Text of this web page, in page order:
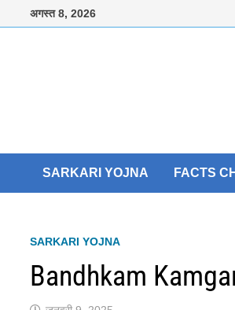
अगस्त 8, 2026
SARKARI YOJNA FACTS
SARKARI YOJNA
Bandhkam